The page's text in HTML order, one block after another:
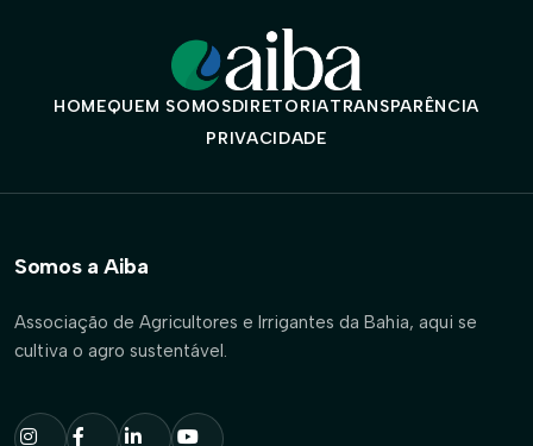
HOMEQUEM SOMOSDIRETORIATRANSPARÊNCIA
PRIVACIDADE
Somos a Aiba
Associação de Agricultores e Irrigantes da Bahia, aqui se
cultiva o agro sustentável.